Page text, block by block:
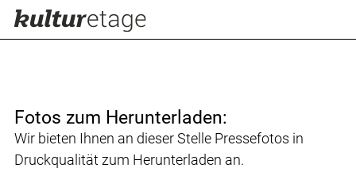
Fotos zum Herunterladen:
Wir bieten Ihnen an dieser Stelle Pressefotos in
Druckqualität zum Herunterladen an.